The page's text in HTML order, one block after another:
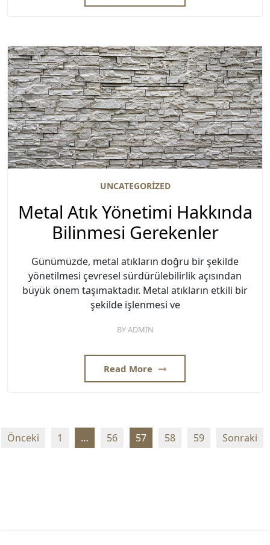
UNCATEGORIZED
Metal Atık Yönetimi Hakkında
Bilinmesi Gerekenler
Günümüzde, metal atıkların doğru bir şekilde
yönetilmesi çevresel sürdürülebilirlik açısından
büyük önem taşımaktadır. Metal atıkların etkili bir
şekilde işlenmesi ve
BYADMIN
Read More
Yazı
sayfalaması
Önceki 1 … 56 57 58 59 Sonraki